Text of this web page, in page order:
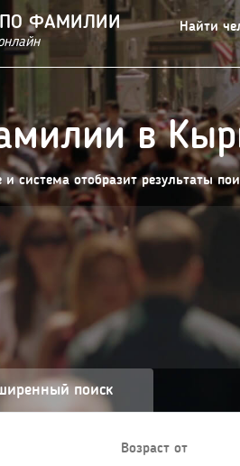
ПО ФАМИЛИИ Найти
в
система отобразит результаты
поиск